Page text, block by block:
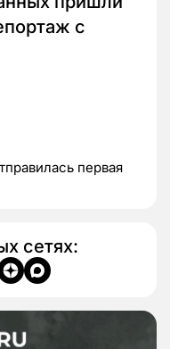
с
первая
сетях: